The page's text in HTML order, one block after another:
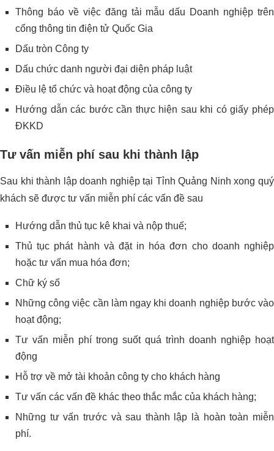
Thông báo về việc đăng tải mẫu dấu Doanh nghiệp trên
cổng thông tin điện tử Quốc Gia
Dấu tròn Công ty
Dấu chức danh người đại diện pháp luật
Điều lệ tổ chức và hoạt động của công ty
Hướng dẫn các bước cần thực hiện sau khi có giấy phép
ĐKKD
Tư vấn miễn phí sau khi thành lập
Sau khi thành lập doanh nghiệp tại Tỉnh Quảng Ninh xong quý
khách sẽ được tư vấn miễn phí các vấn đề sau
Hướng dẫn thủ tục kê khai và nộp thuế;
Thủ tục phát hành và đặt in hóa đơn cho doanh nghiệp
hoặc tư vấn mua hóa đơn;
Chữ ký số
Những công việc cần làm ngay khi doanh nghiệp bước vào
hoạt động;
Tư vấn miễn phí trong suốt quá trình doanh nghiệp hoạt
động
Hỗ trợ về mở tài khoản công ty cho khách hàng
Tư vấn các vấn đề khác theo thắc mắc của khách hàng;
Những tư vấn trước và sau thành lập là hoàn toàn miễn
phí.